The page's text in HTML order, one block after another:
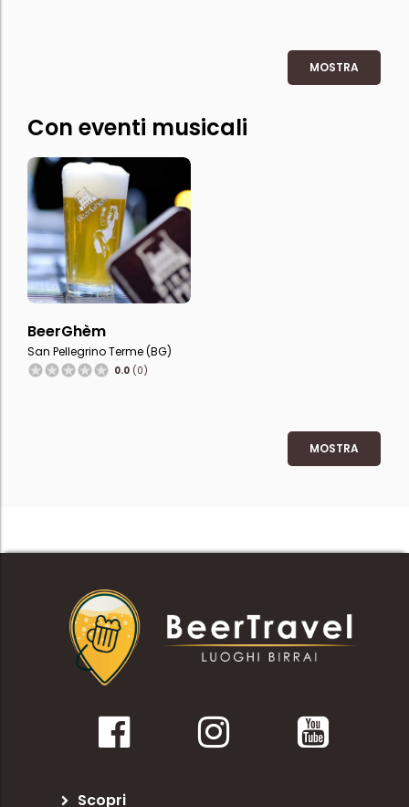
MOSTRA
Con eventi musicali
BeerGhèm
San Pellegrino Terme (BG)
0.0 (0)
MOSTRA
Scopri